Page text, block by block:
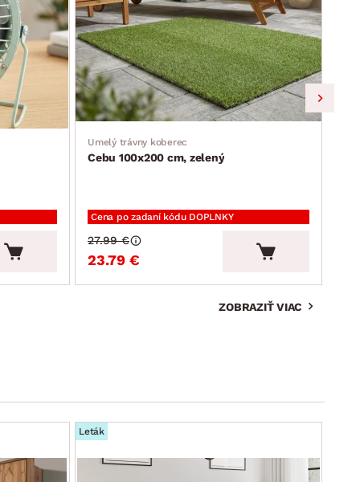
Umelý trávny koberec
Cebu 100x200 cm, zelený
Cena po zadaní kódu DOPLNKY
23.79 €
27.99 €
ZOBRAZIŤ VIAC
Leták